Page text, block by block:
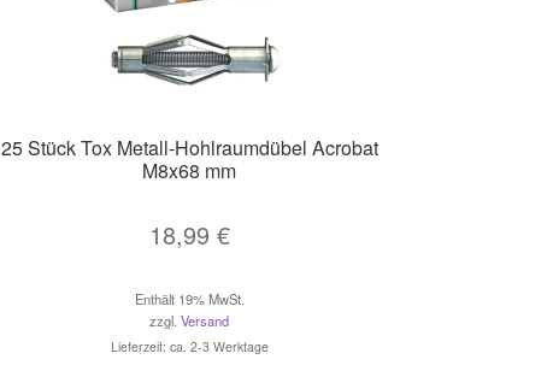
25 Stück Tox Metall-Hohlraumdübel Acrobat
M8x68 mm
18,99 €
Enthält 19% MwSt.
zzgl.Versand
Lieferzeit: ca. 2-3 Werktage